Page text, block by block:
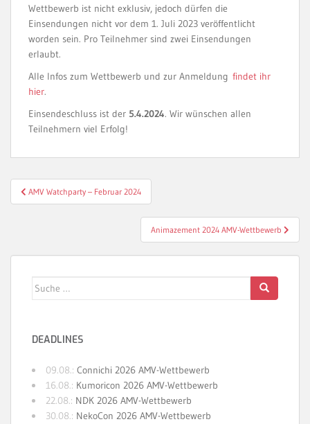
Wettbewerb ist nicht exklusiv, jedoch dürfen die
Einsendungen nicht vor dem 1. Juli 2023 veröffentlicht
worden sein. Pro Teilnehmer sind zwei Einsendungen
erlaubt.
Alle Infos zum Wettbewerb und zur Anmeldung findet ihr
hier.
Einsendeschluss ist der 5.4.2024. Wir wünschen allen
Teilnehmern viel Erfolg!
Beitragsnavigation
AMV Watchparty – Februar 2024
Animazement 2024 AMV-Wettbewerb
Suche
DEADLINES
09.08.: Connichi 2026 AMV-Wettbewerb
16.08.: Kumoricon 2026 AMV-Wettbewerb
22.08.: NDK 2026 AMV-Wettbewerb
30.08.: NekoCon 2026 AMV-Wettbewerb